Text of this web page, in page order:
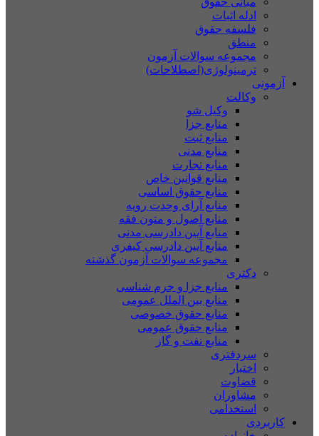
ادله اثبات
فلسفه حقوق
منطق
مجموعه سوالات آزمون
ترمینولوژی(اصطلاحات)
آزمونی
وکالت
وکیل شو
منابع جزا
منابع ثبت
منابع مدنی
منابع تجارت
منابع قوانین خاص
منابع حقوق اساسی
منابع آرای وحدت رویه
منابع اصول و متون فقه
منابع آیین دادرسی مدنی
منابع آیین دادرسی کیفری
مجموعه سوالات آزمون گذشته
دکتری
منابع جزا و جرم شناسی
منابع بین الملل عمومی
منابع حقوق خصوصی
منابع حقوق عمومی
منابع نفت و گاز
سردفتری
اختبار
قضاوت
مشاوران
استخدامی
کاربردی